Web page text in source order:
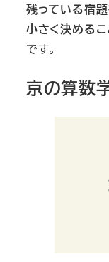
残っている宿
小さく決めるこ
です。
京の算数